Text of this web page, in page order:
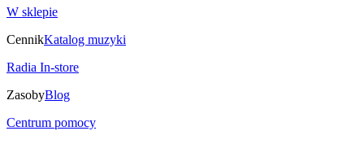
W sklepie
CennikKatalog muzyki
Radia In-store
ZasobyBlog
Centrum pomocy